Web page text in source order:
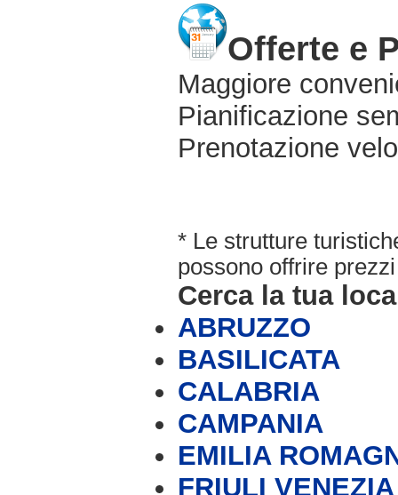
Offerte e
Maggiore
Pianificazione
Prenotazione
* Le strutture
possono offrire
Cerca la tua
ABRUZZO
BASILICATA
CALABRIA
CAMPANIA
EMILIA
FRIULI